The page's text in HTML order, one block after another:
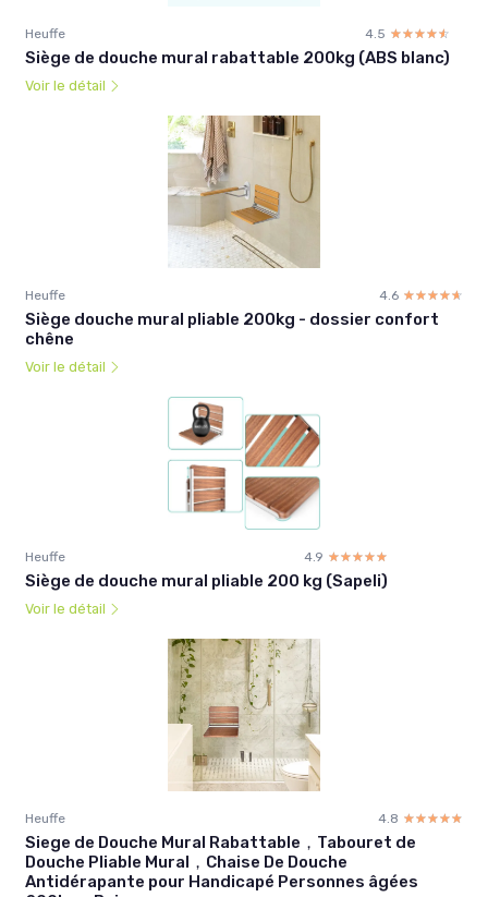
Heuffe 4.5 ☆☆☆☆☆
★★★★★
Siège de douche mural rabattable 200kg (ABS blanc)
Voir le détail
Heuffe 4.6 ☆☆☆☆☆
★★★★★
Siège douche mural pliable 200kg - dossier confort
chêne
Voir le détail
Heuffe 4.9 ☆☆☆☆☆
★★★★★
Siège de douche mural pliable 200 kg (Sapeli)
Voir le détail
Heuffe 4.8 ☆☆☆☆☆
★★★★★
Siege de Douche Mural Rabattable，Tabouret de
Douche Pliable Mural，Chaise De Douche
Antidérapante pour Handicapé Personnes âgées